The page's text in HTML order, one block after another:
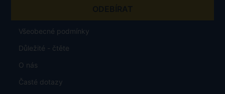
Všeobecné podmínky
Důležité - čtěte
O nás
Časté dotazy